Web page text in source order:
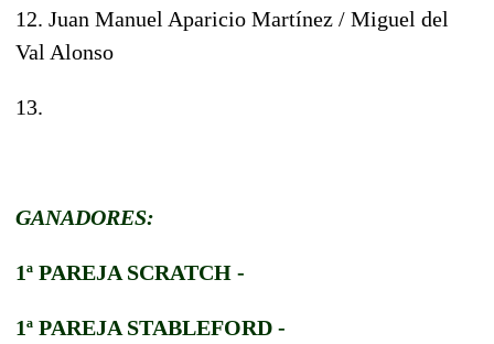
12. Juan Manuel Aparicio Martínez / Miguel del
Val Alonso
13.
GANADORES:
1ª PAREJA SCRATCH -
1ª PAREJA STABLEFORD -